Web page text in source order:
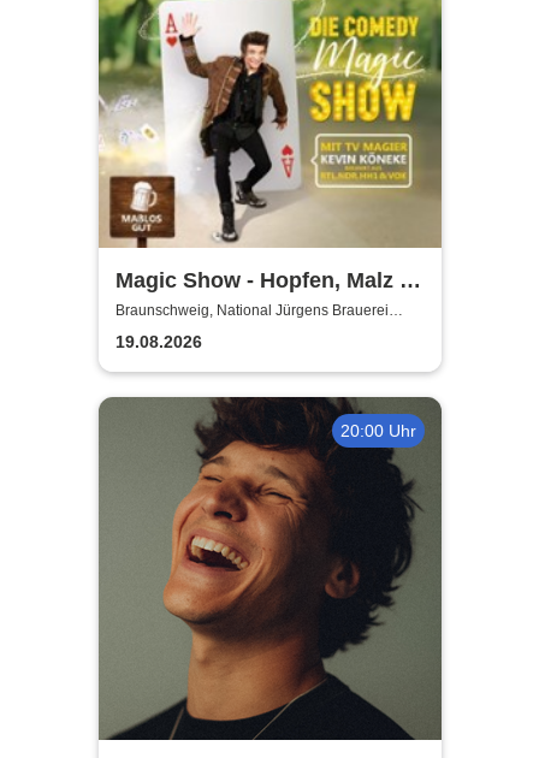
Magic Show - Hopfen, Malz &
Wunder - Kevin Köneke
Braunschweig, National Jürgens Brauerei
GmbH
19.08.2026
20:00 Uhr